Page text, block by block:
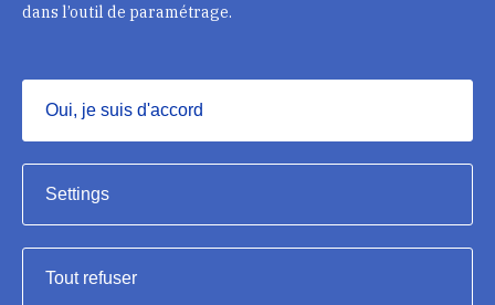
Tél. : + 33 1 44 41 16 41
124 rue Henri Barbusse - 93300 Aubervilliers
dans l’outil de paramétrage.
Oui, je suis d'accord
Masquer
Settings
Tout refuser